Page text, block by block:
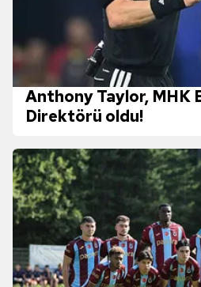
Anthony Taylor, MHK
Direktörü oldu!